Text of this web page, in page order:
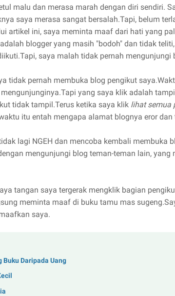
malu dan merasa marah dengan diri sendiri.
saya merasa sangat bersalah.Tapi, belum
artikel ini, saya meminta maaf dari hati yang
blogger yang masih "bodoh" dan tidak
saya malah tidak pernah mengunjungi
tidak pernah membuka blog pengikut
yang saya klik adalah
tidak tampil.Terus ketika saya klik lihat semua
itu entah mengapa alamat blognya eror
lagi NGEH dan mencoba kembali membuka
mengunjungi blog teman-teman lain,
tangan saya tergerak mengklik bagian
meminta maaf di buku tamu mas
saya.
Buku Daripada Uang